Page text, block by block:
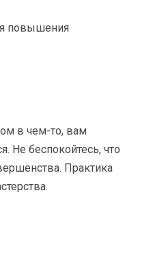
в чем-то, вам
Не беспокойтесь, что
Практика